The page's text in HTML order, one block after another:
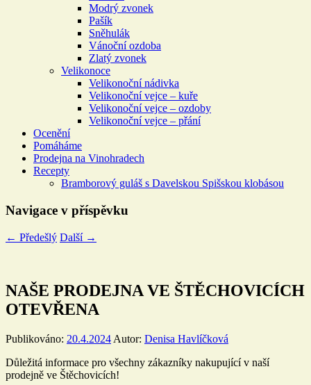
Modrý zvonek
Pašík
Sněhulák
Vánoční ozdoba
Zlatý zvonek
Velikonoce
Velikonoční nádivka
Velikonoční vejce – kuře
Velikonoční vejce – ozdoby
Velikonoční vejce – přání
Ocenění
Pomáháme
Prodejna na Vinohradech
Recepty
Bramborový guláš s Davelskou Spišskou klobásou
Navigace v příspěvku
← Předešlý Další →
NAŠE PRODEJNA VE ŠTĚCHOVICÍCH
OTEVŘENA
Publikováno: 20.4.2024 Autor: Denisa Havlíčková
Důležitá informace pro všechny zákazníky nakupující v naší
prodejně ve Štěchovicích!